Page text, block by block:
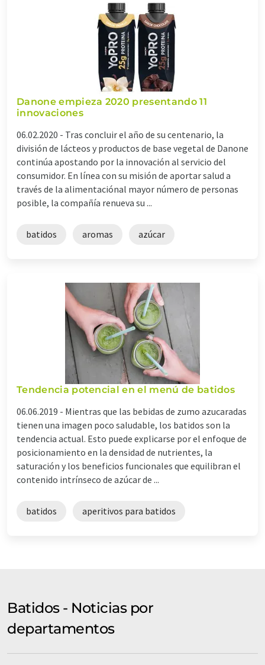
Danone empieza 2020 presentando 11
innovaciones
06.02.2020 - Tras concluir el año de su centenario, la
división de lácteos y productos de base vegetal de Danone
continúa apostando por la innovación al servicio del
consumidor. En línea con su misión de aportar salud a
través de la alimentaciónal mayor número de personas
posible, la compañía renueva su ...
batidos aromas azúcar
Tendencia potencial en el menú de batidos
06.06.2019 - Mientras que las bebidas de zumo azucaradas
tienen una imagen poco saludable, los batidos son la
tendencia actual. Esto puede explicarse por el enfoque de
posicionamiento en la densidad de nutrientes, la
saturación y los beneficios funcionales que equilibran el
contenido intrínseco de azúcar de ...
batidos aperitivos para batidos
Batidos - Noticias por
departamentos